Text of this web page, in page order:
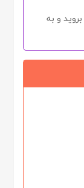
بروید و به